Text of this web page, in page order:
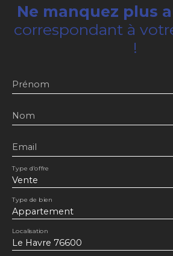
Ne manquez plus
correspondant à
!
Prénom
Nom
Email
Vente
Type d'offre
Appartement
Type de bien
Le Havre 76600
Localisation